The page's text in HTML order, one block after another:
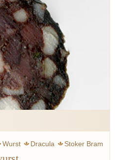
Wurst Dracula
Stoker Bram